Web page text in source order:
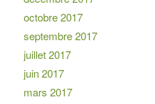
octobre 2017
septembre 2017
juillet 2017
juin 2017
mars 2017